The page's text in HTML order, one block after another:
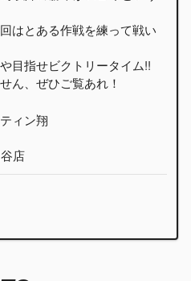
はとある作戦を練って戦い
目指せビクトリータイム!!
ん、ぜひご覧あれ！
ィン翔
店